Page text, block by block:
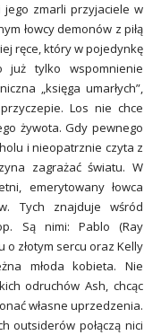
jego zmarli przyjaciele w
łowcy demonów z piłą
ręce, który w pojedynkę
już tylko wspomnienie
„księga umarłych”,
Los nie chce
żywota. Gdy pewnego
i nieopatrznie czyta z
zagrażać światu. W
emerytowany łowca
Tych znajduje wśród
Są nimi: Pablo (Ray
o złotym sercu oraz Kelly
młoda kobieta. Nie
odruchów Ash, chcąc
własne uprzedzenia.
outsiderów połączą nici